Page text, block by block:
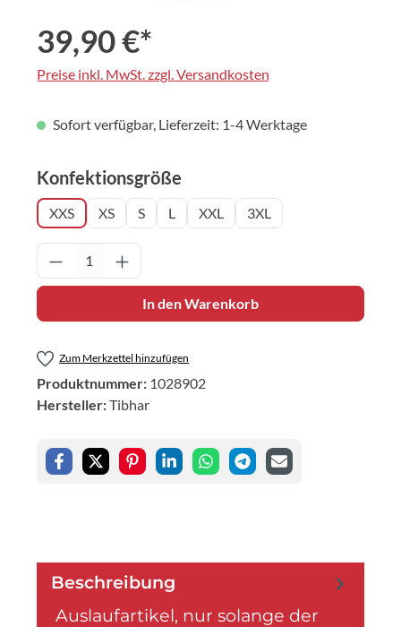
39,90 €*
Preise inkl. MwSt. zzgl. Versandkosten
Sofort verfügbar, Lieferzeit: 1-4 Werktage
Konfektionsgröße
XXS XS S L XXL 3XL
Produkt Anzahl: Gib den gewünschten
In den Warenkorb
Zum Merkzettel hinzufügen
Produktnummer: 1028902
Hersteller:Tibhar
Beschreibung
Auslaufartikel, nur solange der